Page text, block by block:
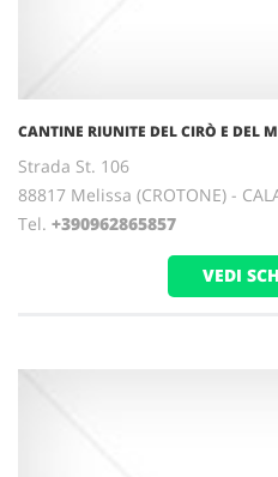
CANTINE RIUNITE DEL CIRÒ E DEL
Strada St. 106
88817 Melissa (CROTONE) -
Tel. +390962865857
VEDI